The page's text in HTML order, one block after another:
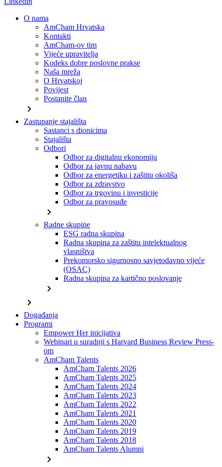
O nama
AmCham Hrvatska
Kontakti
AmCham-ov tim
Vijeće upravitelja
Kodeks dobre poslovne prakse
Naša mreža
O Hrvatskoj
Povijest
Postanite član
chevron_right
Zastupanje stajališta
Sastanci s dionicima
Stajališta
Odbori
Odbor za digitalnu ekonomiju
Odbor za javnu nabavu
Odbor za energetiku i zaštitu okoliša
Odbor za zdravstvo
Odbor za trgovinu i investicije
Odbor za pravosuđe
chevron_right
Radne skupine
ESG radna skupina
Radna skupina za zaštitu intelektualnog
vlasništva
Prekomorsko sigurnosno savjetodavno vijeće
(OSAC)
Radna skupina za kartično poslovanje
chevron_right
chevron_right
Događanja
Programi
Empower Her inicijativa
Webinari u suradnji s Harvard Business Review Press-
om
AmCham Talents
AmCham Talents 2026
AmCham Talents 2025
AmCham Talents 2024
AmCham Talents 2023
AmCham Talents 2022
AmCham Talents 2021
AmCham Talents 2020
AmCham Talents 2019
AmCham Talents 2018
AmCham Talents Alumni
chevron_right